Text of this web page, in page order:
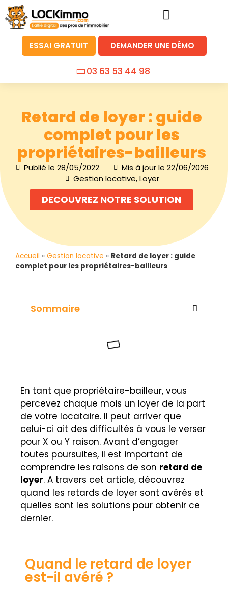
ESSAI GRATUIT DEMANDER UNE DÉMO
03 63 53 44 98
Retard de loyer : guide
complet pour les
propriétaires-bailleurs
Publié le 28/05/2022
Mis à jour le 22/06/2026
Gestion locative,Loyer
DECOUVREZ NOTRE SOLUTION
Accueil » Gestion locative » Retard de loyer : guide
complet pour les propriétaires-bailleurs
Sommaire
En tant que propriétaire-bailleur, vous
percevez chaque mois un loyer de la part
de votre locataire. Il peut arriver que
celui-ci ait des difficultés à vous le verser
pour X ou Y raison. Avant d’engager
toutes poursuites, il est important de
comprendre les raisons de son retard de
loyer. A travers cet article, découvrez
quand les retards de loyer sont avérés et
quelles sont les solutions pour obtenir ce
dernier.
Quand le retard de loyer
est-il avéré ?